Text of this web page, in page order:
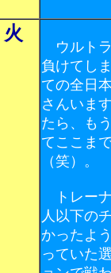
火
ウルトラ
負けてし
ての全日
さんいま
たら、も
てここま
（笑）。
トレーナ
人以下の
かったよ
っていた